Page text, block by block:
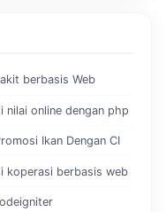
berbasis Web
nilai online dengan php
Ikan Dengan CI
koperasi berbasis web